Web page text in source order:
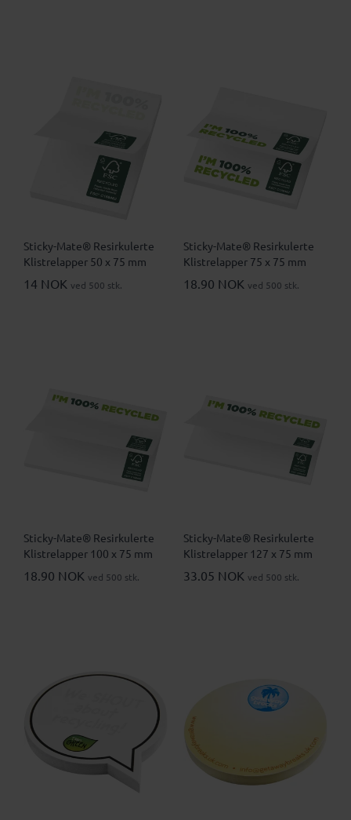
Sticky-Mate® Resirkulerte
Klistrelapper 50 x 75 mm
14 NOK ved 500 stk.
Sticky-Mate® Resirkulerte
Klistrelapper 75 x 75 mm
18.90 NOK ved 500 stk.
Sticky-Mate® Resirkulerte
Klistrelapper 100 x 75 mm
18.90 NOK ved 500 stk.
Sticky-Mate® Resirkulerte
Klistrelapper 127 x 75 mm
33.05 NOK ved 500 stk.